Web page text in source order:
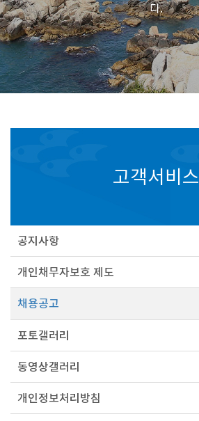
다.
고객서비스
공지사항
개인채무자보호 제도
채용공고
포토갤러리
동영상갤러리
개인정보처리방침